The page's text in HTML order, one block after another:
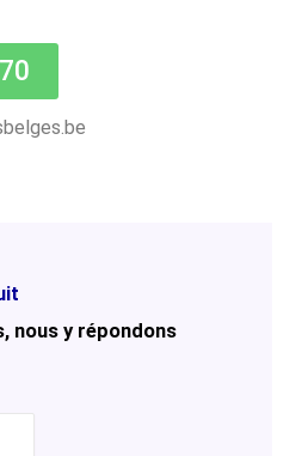
nous y répondons